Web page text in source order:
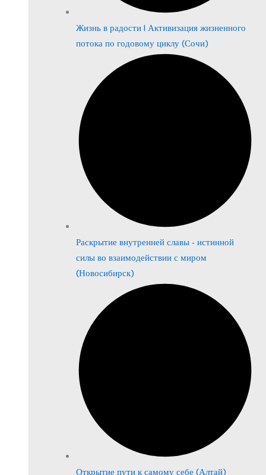
Жизнь в радости | Активизация жизненного
потока по годовому циклу (Сочи)
Раскрытие внутренней славы - истинной
силы во взаимодействии с миром
(Новосибирск)
Открытие пути к самому себе (Алтай)